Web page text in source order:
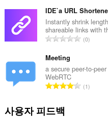
급
수
:
IDE`a URL
Instantly shrink
shareable links with
총
수
0
Meeting
a secure peer-to-
WebRTC
총
1
사용자 피드백